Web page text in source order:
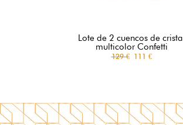
Lote de 2 cuencos de
multicolor Confetti
129 €111 €